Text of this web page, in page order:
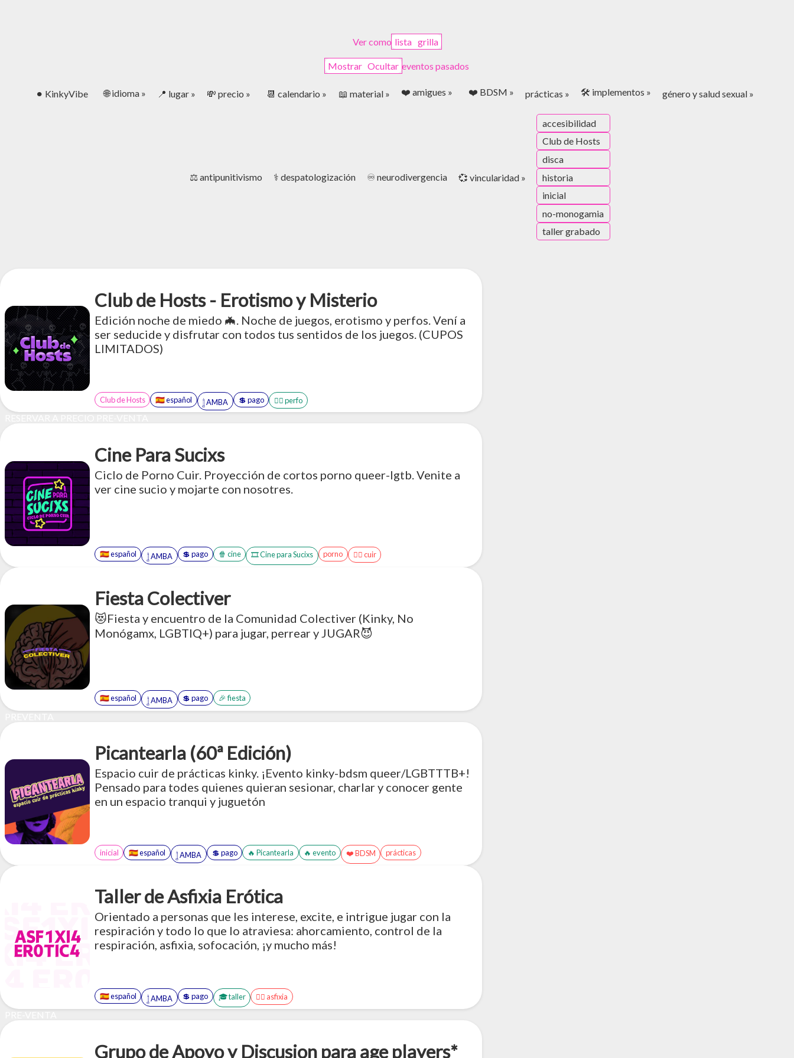
Ver como lista grilla
Mostrar Ocultar eventos pasados
⚫︎ KinkyVibe 🌐 idioma » 📍 lugar » 💸 precio » 📆 calendario » 📖 material » ❤️ amigues » ❤️ BDSM » prácticas » 🛠️ implementos » género y salud sexual »
⚖️ antipunitivismo ⚕️ despatologización ♾️ neurodivergencia 💞 vincularidad »
accesibilidad
Club de Hosts
disca
historia
inicial
no-monogamia
taller grabado
Club de Hosts - Erotismo y Misterio
Edición noche de miedo 🦇. Noche de juegos, erotismo y perfos. Vení a
ser seducide y disfrutar con todos tus sentidos de los juegos. (CUPOS
LIMITADOS)
Club de Hosts 🇪🇸 español 𓉶 AMBA 💲 pago 🤹‍♂️ perfo
Cine Para Sucixs
Ciclo de Porno Cuir. Proyección de cortos porno queer-lgtb. Venite a
ver cine sucio y mojarte con nosotres.
🇪🇸 español 𓉶 AMBA 💲 pago 🍿 cine 🎞️ Cine para Sucixs porno 🏳️‍🌈 cuir
Fiesta Colectiver
😻Fiesta y encuentro de la Comunidad Colectiver (Kinky, No
Monógamx, LGBTIQ+) para jugar, perrear y JUGAR😈
🇪🇸 español 𓉶 AMBA 💲 pago 🎉 fiesta
PREVENTA
Picantearla (60ª Edición)
Espacio cuir de prácticas kinky. ¡Evento kinky-bdsm queer/LGBTTTB+!
Pensado para todes quienes quieran sesionar, charlar y conocer gente
en un espacio tranqui y juguetón
inicial 🇪🇸 español 𓉶 AMBA 💲 pago 🔥 Picantearla 🔥 evento ❤️ BDSM prácticas
Taller de Asfixia Erótica
Orientado a personas que les interese, excite, e intrigue jugar con la
respiración y todo lo que lo atraviesa: ahorcamiento, control de la
respiración, asfixia, sofocación, ¡y mucho más!
🇪🇸 español 𓉶 AMBA 💲 pago 🎓 taller 😶‍🌫️ asfixia
PRE-VENTA
Grupo de Apoyo y Discusion para age players*